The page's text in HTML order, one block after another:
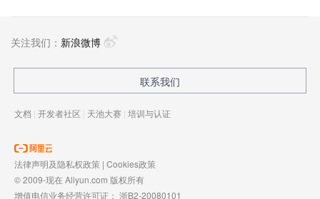
关注我们： 新浪微博
联系我们
文档 | 开发者社区 | 天池大赛 | 培训与认证
法律声明及隐私权政策 | Cookies政策
© 2009-现在 Aliyun.com 版权所有
增值电信业务经营许可证： 浙B2-20080101